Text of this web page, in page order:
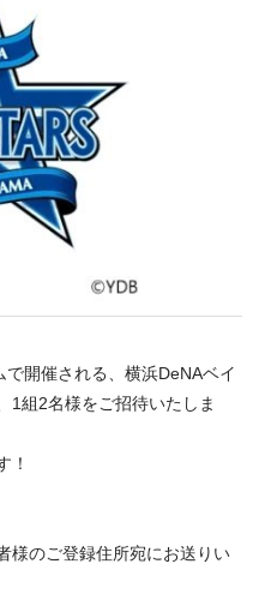
開催される、横浜DeNAベイ
1組2名様をご招待いたしま
！
様のご登録住所宛にお送りい